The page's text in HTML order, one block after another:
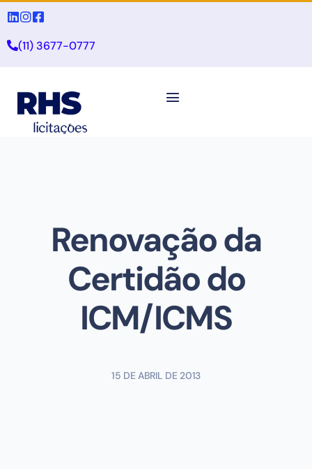
(11) 3677-0777
Renovação da
Certidão do
ICM/ICMS
15 DE ABRIL DE 2013